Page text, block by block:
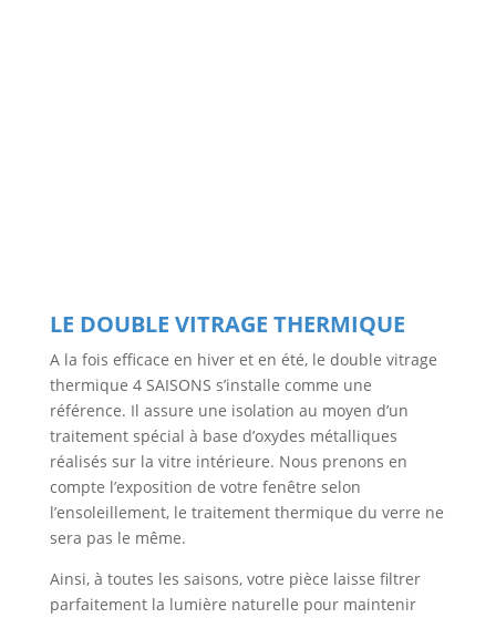
LE DOUBLE VITRAGE THERMIQUE
A la fois efficace en hiver et en été, le double vitrage
thermique 4 SAISONS s’installe comme une
référence. Il assure une isolation au moyen d’un
traitement spécial à base d’oxydes métalliques
réalisés sur la vitre intérieure. Nous prenons en
compte l’exposition de votre fenêtre selon
l’ensoleillement, le traitement thermique du verre ne
sera pas le même.
Ainsi, à toutes les saisons, votre pièce laisse filtrer
parfaitement la lumière naturelle pour maintenir